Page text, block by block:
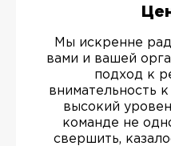
Мы искренне
вами и вашей
подход к
внимательность
высокий
команде не
свершить,